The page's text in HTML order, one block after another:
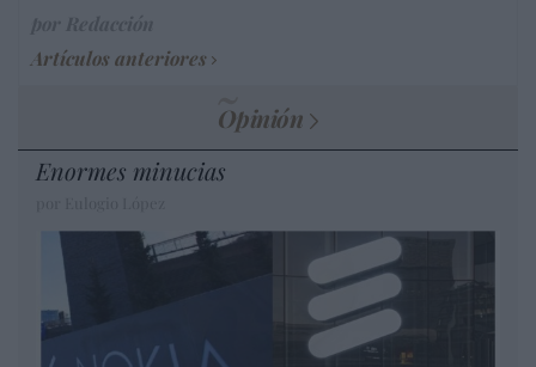
Artículos anteriores
Opinión
Enormes minucias